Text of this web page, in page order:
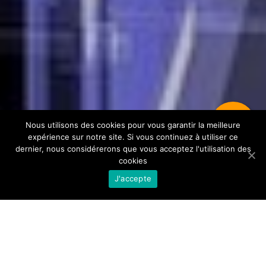
DEVIS
Nous utilisons des cookies pour vous garantir la meilleure
expérience sur notre site. Si vous continuez à utiliser ce
dernier, nous considérerons que vous acceptez l'utilisation des
cookies
J'accepte